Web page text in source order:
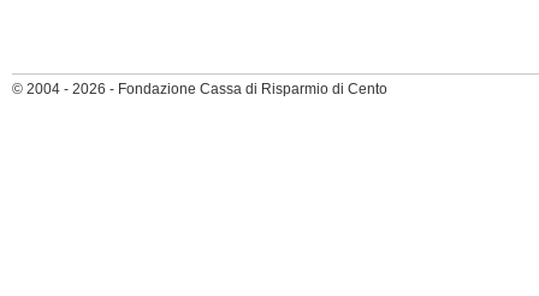
© 2004 - 2026 - Fondazione Cassa di Risparmio di Cento